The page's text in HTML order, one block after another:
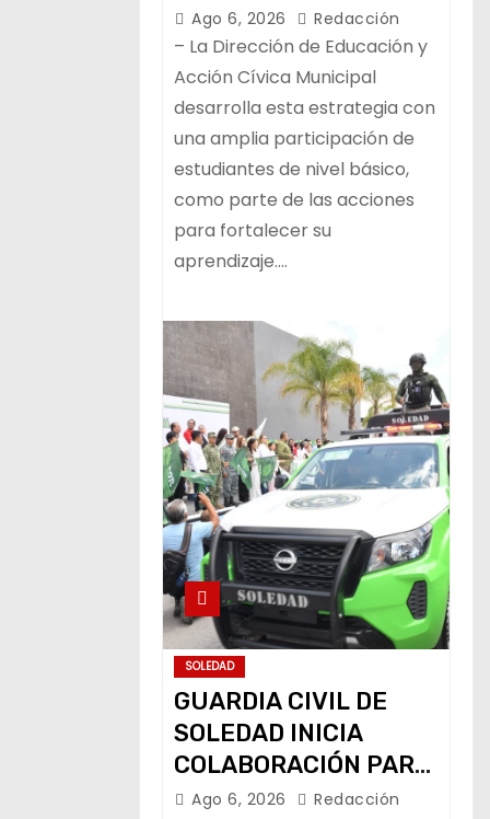
ESCOLAR
Ago 6, 2026 Redacción
– La Dirección de Educación y
Acción Cívica Municipal
desarrolla esta estrategia con
una amplia participación de
estudiantes de nivel básico,
como parte de las acciones
para fortalecer su
aprendizaje.…
SOLEDAD
GUARDIA CIVIL DE
SOLEDAD INICIA
COLABORACIÓN PARA
LA VIGILANCIA Y LA
Ago 6, 2026 Redacción